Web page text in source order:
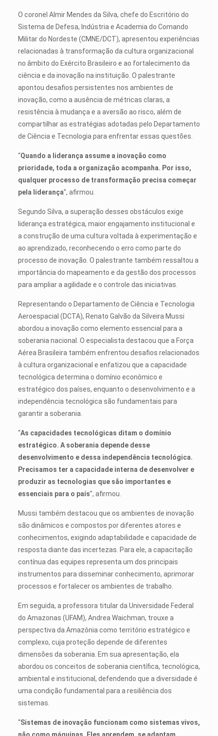
O coronel Almir Mendes da Silva, chefe do Escritório do
Sistema de Defesa, Indústria e Academia do Comando
Militar do Nordeste (CMNE/DCT), apresentou experiências
relacionadas à transformação da cultura organizacional
no âmbito do Exército Brasileiro e ao fortalecimento da
ciência e da inovação na instituição. O palestrante
apontou desafios persistentes nos ambientes de
inovação, como a ausência de métricas claras, a
resistência à mudança e a aversão ao risco, além de
compartilhar as estratégias adotadas pelo Departamento
de Ciência e Tecnologia para enfrentar essas questões.
“Quando a liderança assume a inovação como
prioridade, toda a organização acompanha. Por isso,
qualquer processo de transformação precisa começar
pela liderança”, afirmou.
Segundo Silva, a superação desses obstáculos exige
liderança estratégica, maior engajamento institucional e
a construção de uma cultura voltada à experimentação e
ao aprendizado, reconhecendo o erro como parte do
processo de inovação. O palestrante também ressaltou a
importância do mapeamento e da gestão dos processos
para ampliar a agilidade e o controle das iniciativas.
Representando o Departamento de Ciência e Tecnologia
Aeroespacial (DCTA), Renato Galvão da Silveira Mussi
abordou a inovação como elemento essencial para a
soberania nacional. O especialista destacou que a Força
Aérea Brasileira também enfrentou desafios relacionados
à cultura organizacional e enfatizou que a capacidade
tecnológica determina o domínio econômico e
estratégico dos países, enquanto o desenvolvimento e a
independência tecnológica são fundamentais para
garantir a soberania.
“As capacidades tecnológicas ditam o domínio
estratégico. A soberania depende desse
desenvolvimento e dessa independência tecnológica.
Precisamos ter a capacidade interna de desenvolver e
produzir as tecnologias que são importantes e
essenciais para o país”, afirmou.
Mussi também destacou que os ambientes de inovação
são dinâmicos e compostos por diferentes atores e
conhecimentos, exigindo adaptabilidade e capacidade de
resposta diante das incertezas. Para ele, a capacitação
contínua das equipes representa um dos principais
instrumentos para disseminar conhecimento, aprimorar
processos e fortalecer os ambientes de trabalho.
Em seguida, a professora titular da Universidade Federal
do Amazonas (UFAM), Andrea Waichman, trouxe a
perspectiva da Amazônia como território estratégico e
complexo, cuja proteção depende de diferentes
dimensões da soberania. Em sua apresentação, ela
abordou os conceitos de soberania científica, tecnológica,
ambiental e institucional, defendendo que a diversidade é
uma condição fundamental para a resiliência dos
sistemas.
“Sistemas de inovação funcionam como sistemas vivos,